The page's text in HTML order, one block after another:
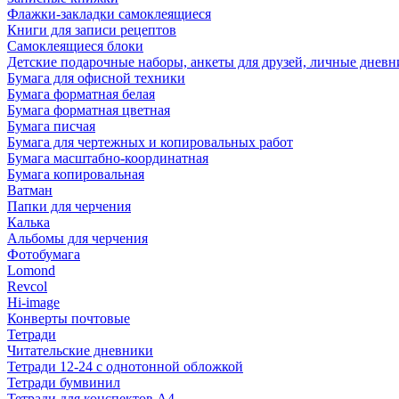
Флажки-закладки самоклеящиеся
Книги для записи рецептов
Самоклеящиеся блоки
Детские подарочные наборы, анкеты для друзей, личные
Бумага для офисной техники
Бумага форматная белая
Бумага форматная цветная
Бумага писчая
Бумага для чертежных и копировальных работ
Бумага масштабно-координатная
Бумага копировальная
Ватман
Папки для черчения
Калька
Альбомы для черчения
Фотобумага
Lomond
Revcol
Hi-image
Конверты почтовые
Тетради
Читательские дневники
Тетради 12-24 с однотонной обложкой
Тетради бумвинил